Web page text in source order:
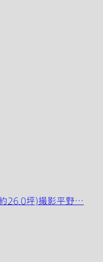
約26.0坪)撮影平野…